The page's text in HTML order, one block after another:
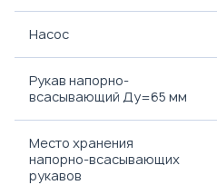
Насос
Рукав напорно-
всасывающий Ду=65 мм
Место хранения
напорно-всасывающих
рукавов